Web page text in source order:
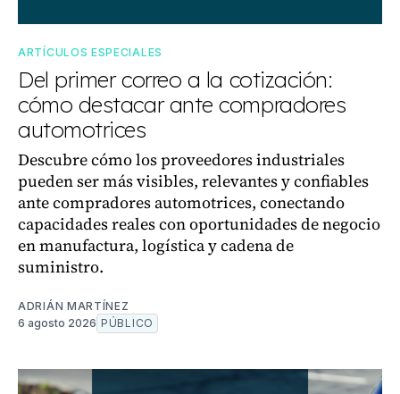
ARTÍCULOS ESPECIALES
Del primer correo a la cotización:
cómo destacar ante compradores
automotrices
Descubre cómo los proveedores industriales
pueden ser más visibles, relevantes y confiables
ante compradores automotrices, conectando
capacidades reales con oportunidades de negocio
en manufactura, logística y cadena de
suministro.
ADRIÁN MARTÍNEZ
6 agosto 2026 PÚBLICO